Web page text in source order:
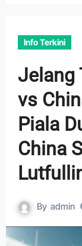
Info Terkini
Jelang
vs
Piala
China
By admin